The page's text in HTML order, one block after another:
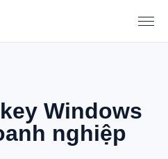
Windows
nghiệp